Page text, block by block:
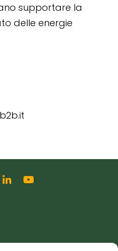
supportare la
delle energie